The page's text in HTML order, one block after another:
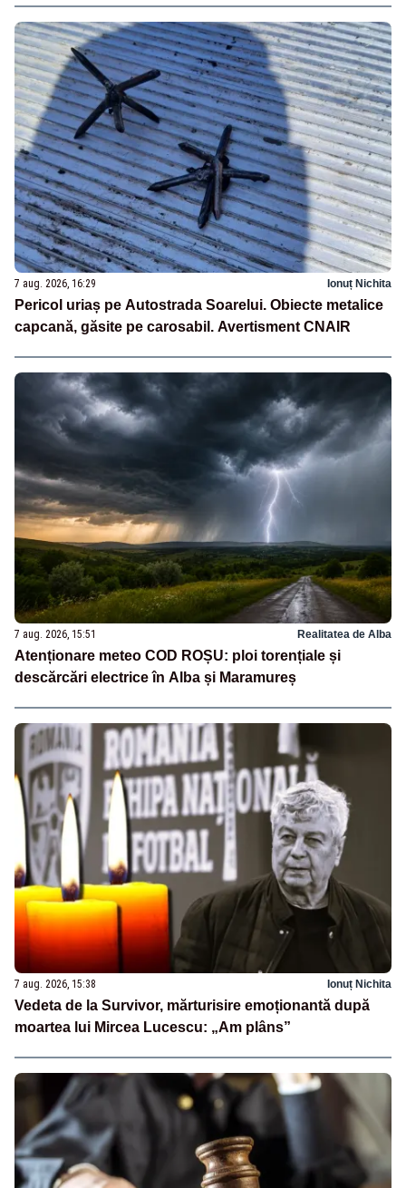
7 aug. 2026, 16:29 Ionuț Nichita
Pericol uriaș pe Autostrada Soarelui. Obiecte metalice
capcană, găsite pe carosabil. Avertisment CNAIR
7 aug. 2026, 15:51 Realitatea de Alba
Atenționare meteo COD ROȘU: ploi torențiale și
descărcări electrice în Alba și Maramureș
7 aug. 2026, 15:38 Ionuț Nichita
Vedeta de la Survivor, mărturisire emoționantă după
moartea lui Mircea Lucescu: „Am plâns”